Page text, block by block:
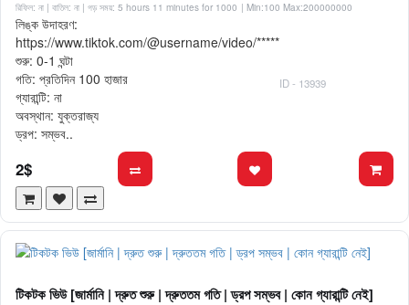
রিফিল: না | বাতিল: না | গড় সময়: 5 hours 11 minutes for 1000 | Min:100 Max:200000000
লিঙ্ক উদাহরণ:
https://www.tiktok.com/@username/video/*****
শুরু: 0-1 ঘন্টা
গতি: প্রতিদিন 100 হাজার
গ্যারান্টি: না
অবস্থান: যুক্তরাজ্য
ড্রপ: সম্ভব..
ID - 13939
2$
টিকটক ভিউ [জার্মানি | দ্রুত শুরু | দ্রুততম গতি | ড্রপ সম্ভব | কোন গ্যারান্টি নেই]